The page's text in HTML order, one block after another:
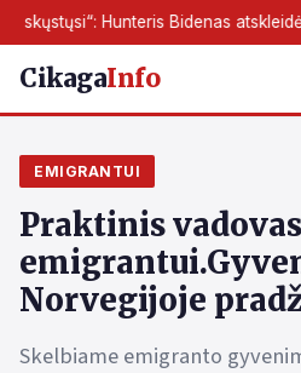
Bidenas atskleidė, kad tėvo
CikagaInfo
EMIGRANTUI
Praktinis vadovas
Norvegijoje
Skelbiame emigranto